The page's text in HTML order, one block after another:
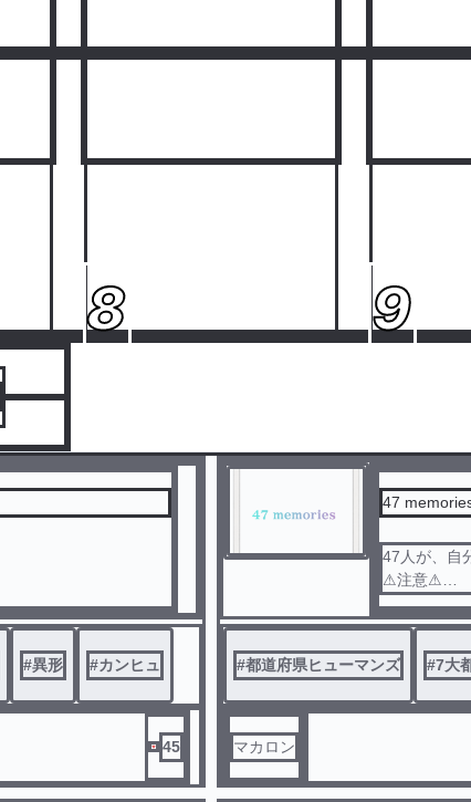
この物語のカンヒュはキャラ
8 9
#異形 #カンヒュ
45
47
47人が、自
⚠注意⚠
・ファンタ
・異形が出
・戦争表現
・カンヒュ
・架空の国
・見方によ
・全て妄想
#都道府県ヒューマンズ #7大
マカロン